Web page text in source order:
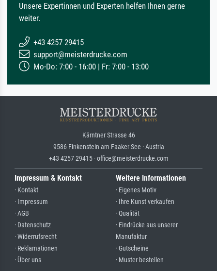
Unsere Expertinnen und Experten helfen Ihnen gerne
weiter.
+43 4257 29415
support@meisterdrucke.com
Mo-Do: 7:00 - 16:00 | Fr: 7:00 - 13:00
Kärntner Strasse 46
9586 Finkenstein am Faaker See · Austria
+43 4257 29415 · office@meisterdrucke.com
Impressum & Kontakt
· Kontakt
· Impressum
· AGB
· Datenschutz
· Widerrufsrecht
· Reklamationen
· Über uns
Weitere Informationen
· Eigenes Motiv
· Ihre Kunst verkaufen
· Qualität
· Eindrücke aus unserer
Manufaktur
· Gutscheine
· Muster bestellen